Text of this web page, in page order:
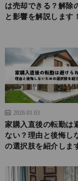
は売却できる？解除
と影響を解説します！
2026.01.03
家購入直後の転勤は
ない？理由と後悔し
の選択肢を紹介しま